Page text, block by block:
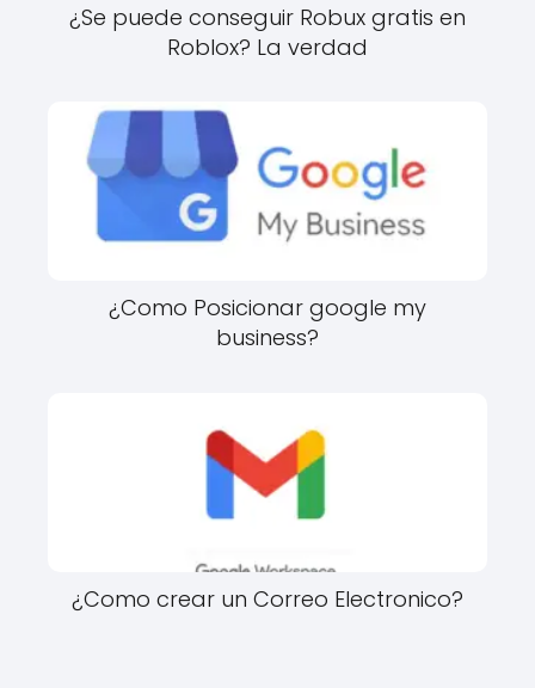
¿Se puede conseguir Robux gratis en
Roblox? La verdad
¿Como Posicionar google my
business?
¿Como crear un Correo Electronico?